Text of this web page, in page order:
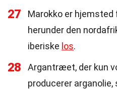
27
Marokko er hjemsted
herunder den
iberiske los.
28
Argantræet, der kun
producerer